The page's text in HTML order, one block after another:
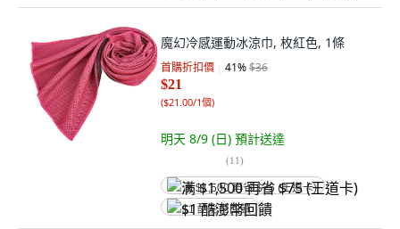
魔幻冷感運動冰涼巾, 枚紅色, 1條
首購折扣價 41%$36
$21
($21.00/1個)
明天 8/9 (日) 預計送達
(11)
满 $1,500 再省 $75 (王道卡)
$1 酷澎幣回饋